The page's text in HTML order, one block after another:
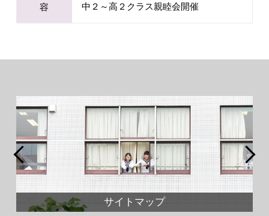
容
中２～高２クラス親睦会開催
サイトマップ